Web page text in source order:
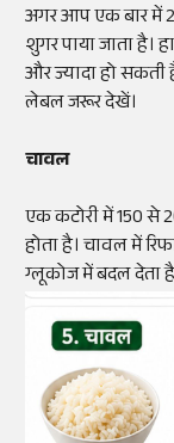
अगर आप एक बार में 2
शुगर पाया जाता है।
और ज्यादा हो सकती
लेबल जरूर देखें।
चावल
एक कटोरी में 150 से
होता है। चावल में
ग्लूकोज में बदल देता